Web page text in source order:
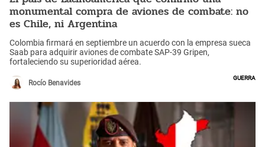
monumental compra de aviones de combate: no
es Chile, ni Argentina
Colombia firmará en septiembre un acuerdo con la empresa sueca
Saab para adquirir aviones de combate SAP-39 Gripen,
fortaleciendo su superioridad aérea.
Rocío Benavides
Guerra